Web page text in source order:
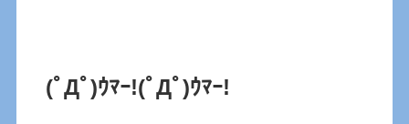
(ﾟДﾟ)ｳﾏｰ!(ﾟДﾟ)ｳﾏｰ!